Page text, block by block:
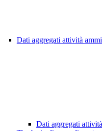
Dati aggregati attività
Dati aggregati